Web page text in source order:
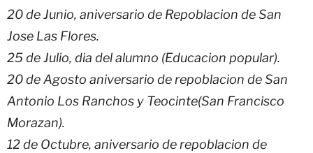
20 de Junio, aniversario de Repoblacion de San
Jose Las Flores.
25 de Julio, dia del alumno (Educacion popular).
20 de Agosto aniversario de repoblacion de San
Antonio Los Ranchos y Teocinte(San Francisco
Morazan).
12 de Octubre, aniversario de repoblacion de